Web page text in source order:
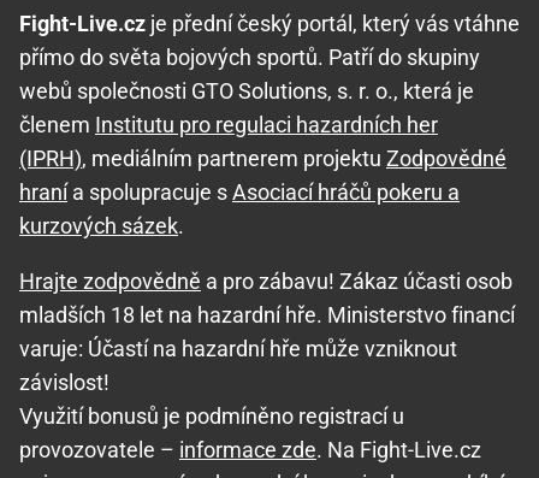
Fight-Live.cz je přední český portál, který vás vtáhne
přímo do světa bojových sportů. Patří do skupiny
webů společnosti GTO Solutions, s. r. o., která je
členem Institutu pro regulaci hazardních her
(IPRH), mediálním partnerem projektu Zodpovědné
hranía spolupracuje sAsociací hráčů pokeru a
kurzových sázek.
Hrajte zodpovědně a pro zábavu! Zákaz účasti osob
mladších 18 let na hazardní hře. Ministerstvo financí
varuje: Účastí na hazardní hře může vzniknout
závislost!
Využití bonusů je podmíněno registrací u
provozovatele – informace zde. Na Fight-Live.cz